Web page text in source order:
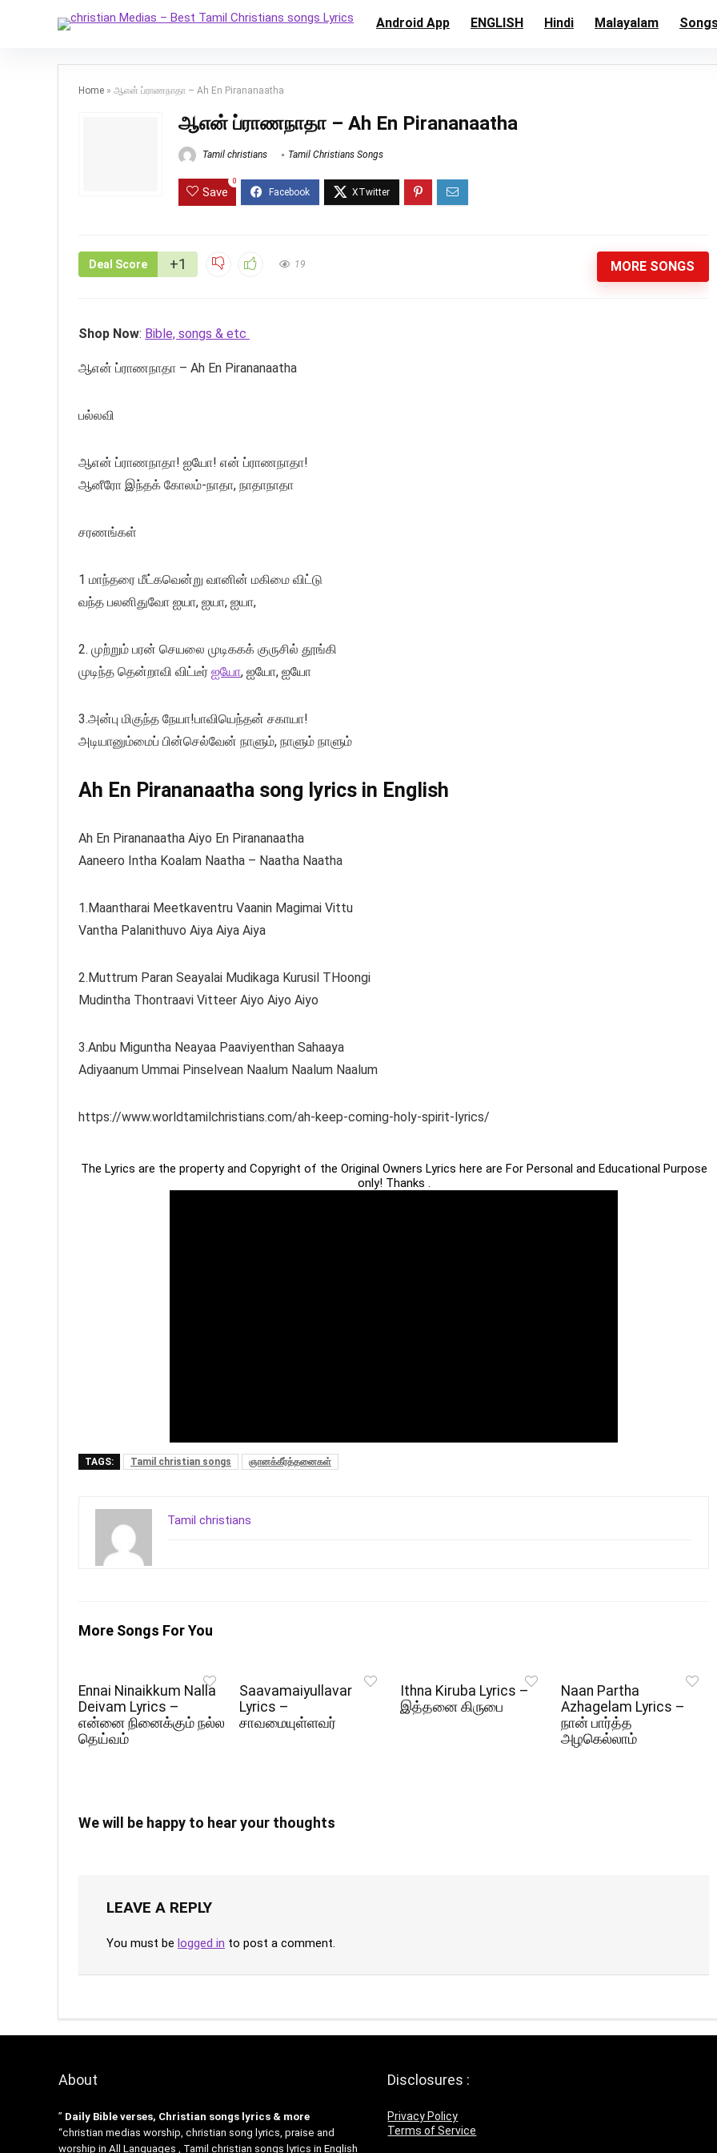
Android App ENGLISH Hindi Malayalam
Home » ஆஎன் ப்ராணநாதா – Ah En Pirananaatha
ஆஎன் ப்ராணநாதா – Ah En Pirananaatha
Tamil christians Tamil Christians Songs
Save
0
Deal Score +1 19 MORE SONGS
Shop Now: Bible, songs & etc
ஆஎன் ப்ராணநாதா – Ah En Pirananaatha
பல்லவி
ஆஎன் ப்ராணநாதா! ஐயோ! என் ப்ராணநாதா!
ஆனீரோ இந்தக் கோலம்-நாதா, நாதாநாதா
சரணங்கள்
1 மாந்தரை மீட்கவென்று வானின் மகிமை விட்டு
வந்த பலனிதுவோ ஐயா, ஐயா, ஐயா,
2. முற்றும் பரன் செயலை முடிககக் குருசில் தூங்கி
முடிந்த தென்றாவி விட்டீர் ஐயோ, ஐயோ, ஐயோ
3.அன்பு மிகுந்த நேயா!பாவியெந்தன் சகாயா!
அடியானும்மைப் பின்செல்வேன் நாளும், நாளும் நாளும்
Ah En Pirananaatha song lyrics in English
Ah En Pirananaatha Aiyo En Pirananaatha
Aaneero Intha Koalam Naatha – Naatha Naatha
1.Maantharai Meetkaventru Vaanin Magimai Vittu
Vantha Palanithuvo Aiya Aiya Aiya
2.Muttrum Paran Seayalai Mudikaga Kurusil THoongi
Mudintha Thontraavi Vitteer Aiyo Aiyo Aiyo
3.Anbu Miguntha Neayaa Paaviyenthan Sahaaya
Adiyaanum Ummai Pinselvean Naalum Naalum Naalum
https://www.worldtamilchristians.com/ah-keep-coming-holy-spirit-lyrics/
The Lyrics are the property and Copyright of the Original Owners Lyrics here are For Personal and Educational Purpose
only! Thanks .
TAGS: Tamil christian songs ஞானக்கீர்த்தனைகள்
Tamil christians
More Songs For You
Ennai Ninaikkum Nalla
Deivam Lyrics –
என்னை நினைக்கும் நல்ல
தெய்வம்
Saavamaiyullavar
Lyrics –
சாவமையுள்ளவர்
Ithna Kiruba Lyrics –
இத்தனை கிருபை
Naan Partha
Azhagelam Lyrics –
நான் பார்த்த
அழகெல்லாம்
We will be happy to hear your thoughts
LEAVE A REPLY
You must be logged in to post a comment.
About
” Daily Bible verses, Christian songs lyrics & more
“christian medias worship, christian song lyrics, praise and
worship in All Languages , Tamil christian songs lyrics in English
Disclosures :
Privacy Policy
Terms of Service